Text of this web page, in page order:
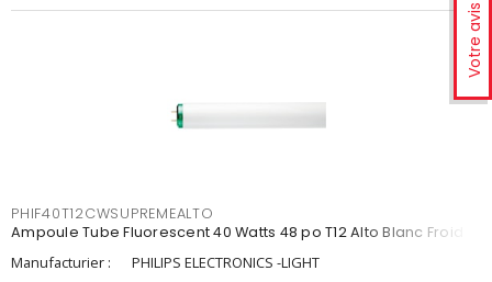
Votre avis
PHIF40T12CWSUPREMEALTO
Ampoule Tube Fluorescent 40 Watts 48 po T12 Alto Blanc Froid
Manufacturier :
PHILIPS ELECTRONICS -LIGHT